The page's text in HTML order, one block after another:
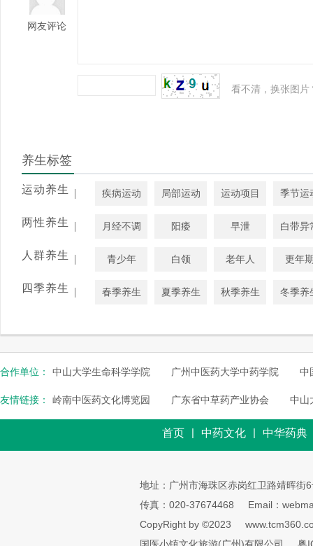
网友评论
看不清，换张图片
养生标签
运动养生 | 疾病运动 局部运动 运动项目 季节运
两性养生 | 月经不调 阳痿 早泄 白带异
人群养生 | 青少年 白领 老年人 更年
四季养生 | 春季养生 夏季养生 秋季养生 冬季养
合作单位： 中山大学生命科学学院 广州中医药大学中药学院 中
友情链接： 岭南中医药文化博览园 广东省中草药产业协会 中山
首页 | 中药文化 | 中华药典
地址：广州市海珠区赤岗红卫路靖晖街
传真：020-37674468
Email：
CopyRight by ©2023